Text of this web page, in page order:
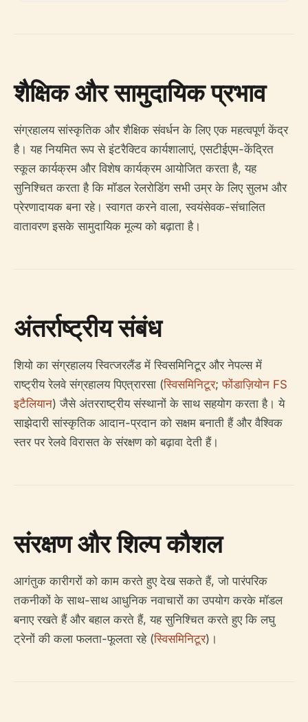
शैक्षिक और सामुदायिक प्रभाव
संग्रहालय सांस्कृतिक और शैक्षिक संवर्धन के लिए एक महत्वपूर्ण केंद्र
है। यह नियमित रूप से इंटरैक्टिव कार्यशालाएं, एसटीईएम-केंद्रित
स्कूल कार्यक्रम और विशेष कार्यक्रम आयोजित करता है, यह
सुनिश्चित करता है कि मॉडल रेलरोडिंग सभी उम्र के लिए सुलभ और
प्रेरणादायक बना रहे। स्वागत करने वाला, स्वयंसेवक-संचालित
वातावरण इसके सामुदायिक मूल्य को बढ़ाता है।
अंतर्राष्ट्रीय संबंध
शियो का संग्रहालय स्वित्जरलैंड में स्विसमिनिटूर और नेपल्स में
राष्ट्रीय रेलवे संग्रहालय पिएत्रारसा (स्विसमिनिटूर;फोंडाज़ियोन FS
इटैलियान) जैसे अंतरराष्ट्रीय संस्थानों के साथ सहयोग करता है। ये
साझेदारी सांस्कृतिक आदान-प्रदान को सक्षम बनाती हैं और वैश्विक
स्तर पर रेलवे विरासत के संरक्षण को बढ़ावा देती हैं।
संरक्षण और शिल्प कौशल
आगंतुक कारीगरों को काम करते हुए देख सकते हैं, जो पारंपरिक
तकनीकों के साथ-साथ आधुनिक नवाचारों का उपयोग करके मॉडल
बनाए रखते हैं और बहाल करते हैं, यह सुनिश्चित करते हुए कि लघु
ट्रेनों की कला फलता-फूलता रहे (स्विसमिनिटूर)।